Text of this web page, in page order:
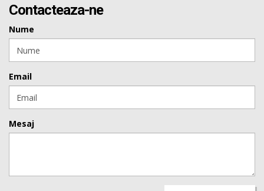
Contacteaza-ne
Nume
Email
Mesaj